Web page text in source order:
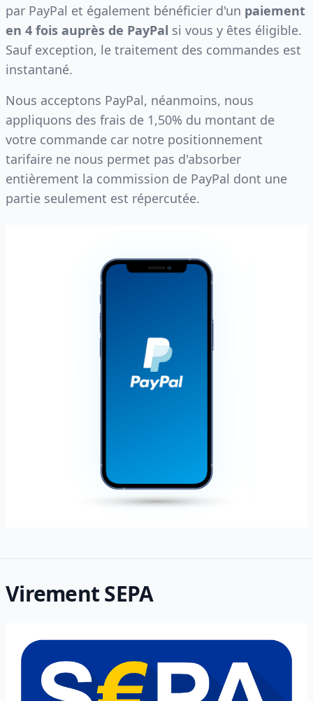
par PayPal et également bénéficier d'un paiement
en 4 fois auprès de PayPal si vous y êtes éligible.
Sauf exception, le traitement des commandes est
instantané.
Nous acceptons PayPal, néanmoins, nous
appliquons des frais de 1,50% du montant de
votre commande car notre positionnement
tarifaire ne nous permet pas d'absorber
entièrement la commission de PayPal dont une
partie seulement est répercutée.
Virement SEPA